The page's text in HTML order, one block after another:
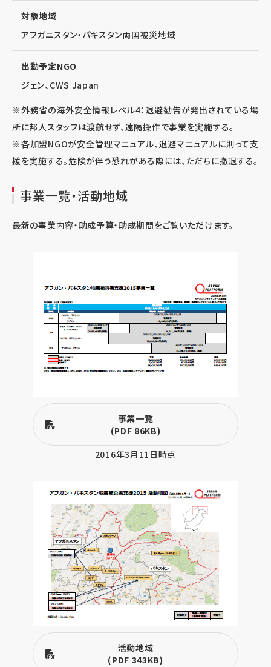
対象地域
アフガニスタン・パキスタン両国被災地域
出動予定NGO
ジェン、CWS Japan
※外務省の海外安全情報レベル4：退避勧告が発出されている場
所に邦人スタッフは渡航せず、遠隔操作で事業を実施する。
※各加盟NGOが安全管理マニュアル、退避マニュアルに則って支
援を実施する。危険が伴う恐れがある際には、ただちに撤退する。
事業一覧・活動地域
最新の事業内容・助成予算・助成期間をご覧いただけます。
事業一覧
(PDF 86KB)
2016年3月11日時点
活動地域
(PDF 343KB)